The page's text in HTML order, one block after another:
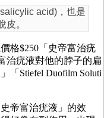
acid)，也是
皮。
格$250「史帝富治疣
治疣液對他的脖子的扁
「Stiefel Duofilm Soluti
帝富治疣液」的效